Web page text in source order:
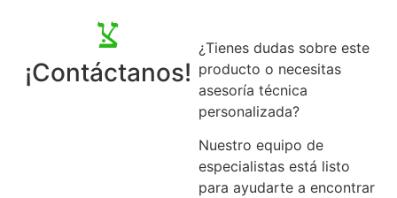
¡Contáctanos!
¿Tienes dudas sobre este
producto o necesitas
asesoría técnica
personalizada?
Nuestro equipo de
especialistas está listo
para ayudarte a encontrar